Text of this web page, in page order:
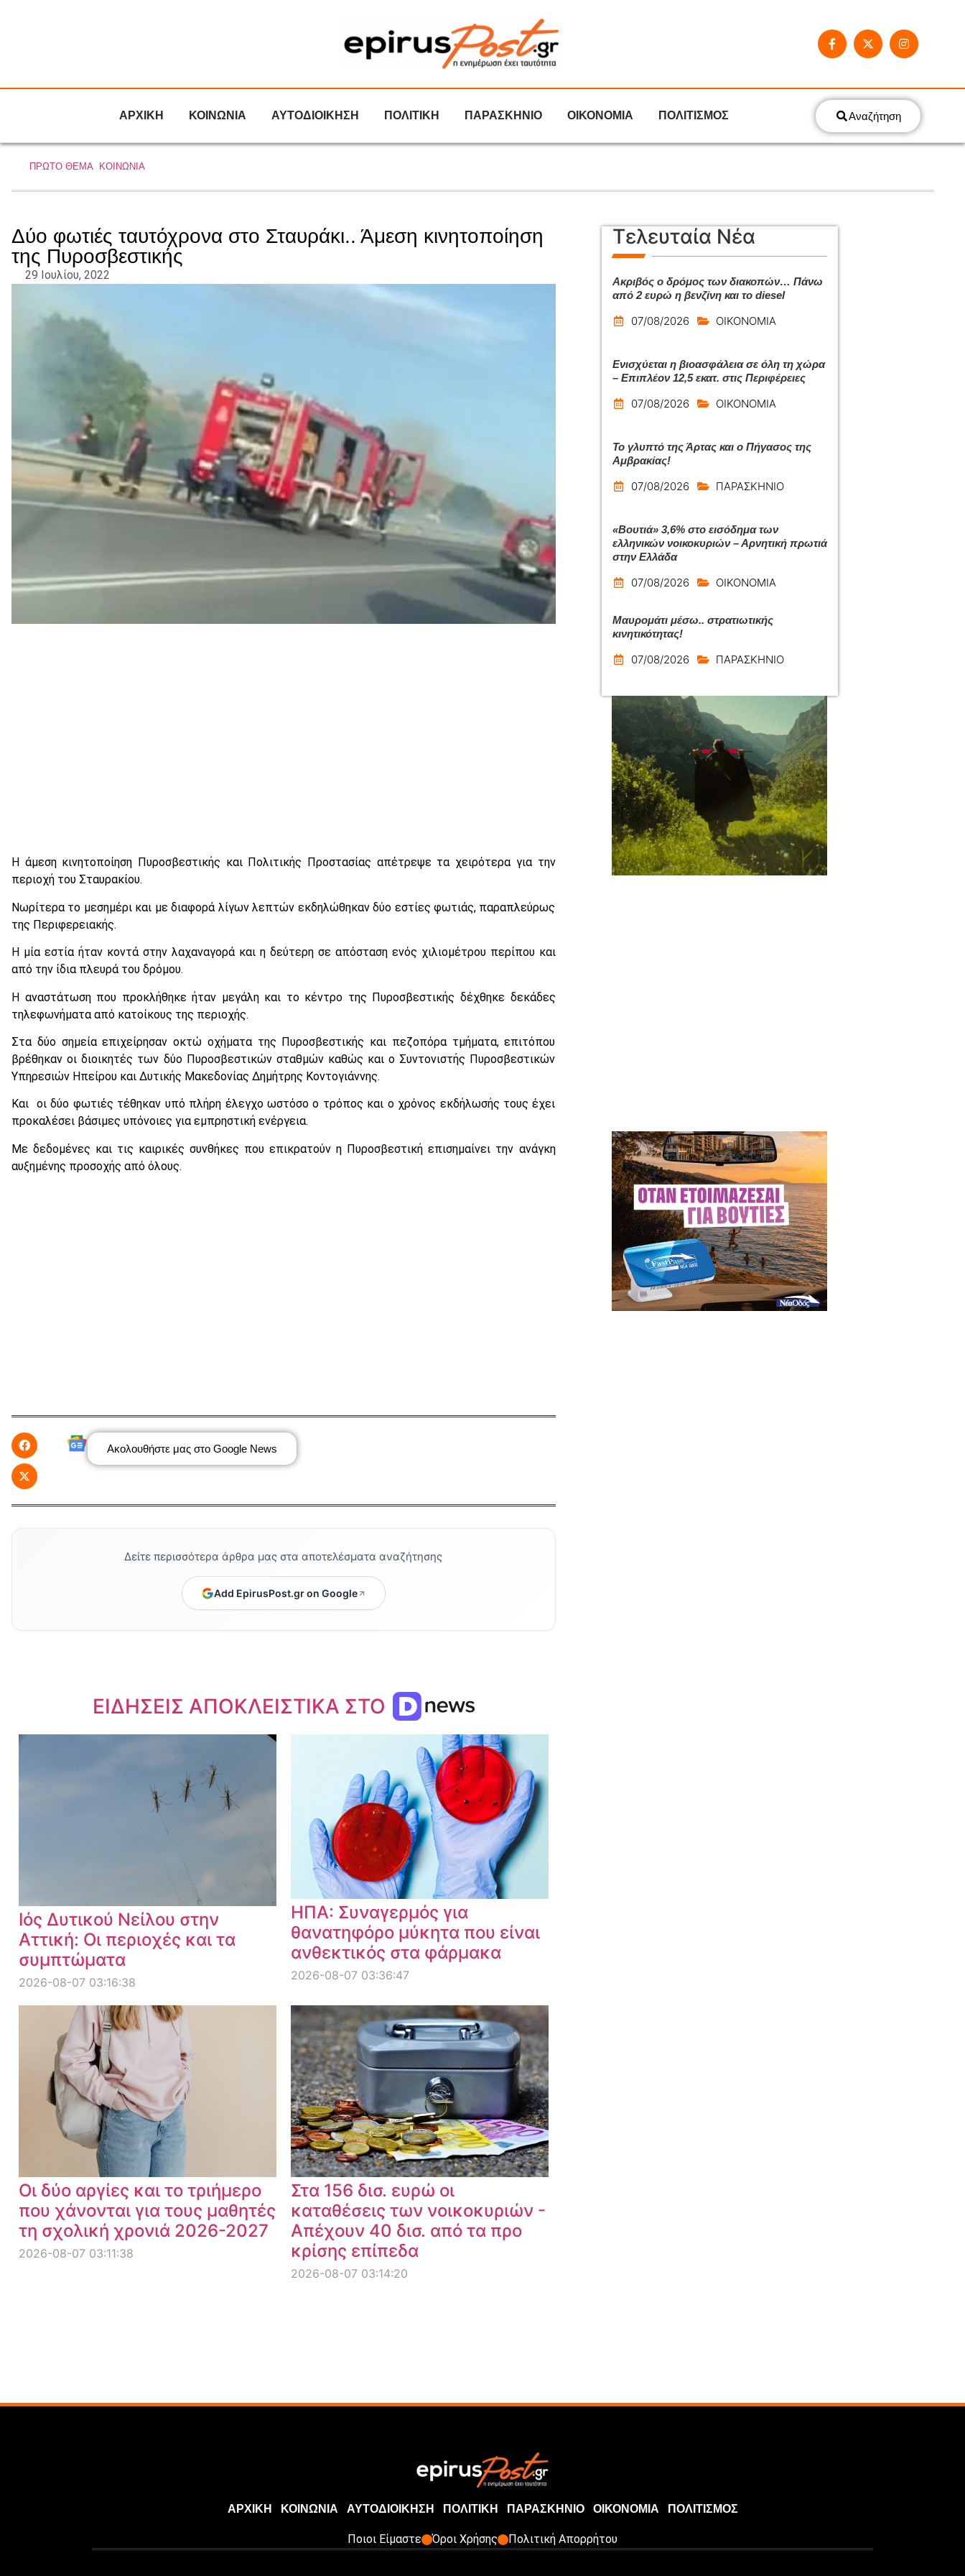
ΑΡΧΙΚΗ ΚΟΙΝΩΝΙΑ ΑΥΤΟΔΙΟΙΚΗΣΗ ΠΟΛΙΤΙΚΗ ΠΑΡΑΣΚΗΝΙΟ ΟΙΚΟΝΟΜΙΑ ΠΟΛΙΤΙΣΜΟΣ Αναζήτηση
ΠΡΩΤΟ ΘΕΜΑ, ΚΟΙΝΩΝΙΑ
Δύο φωτιές ταυτόχρονα στο Σταυράκι.. Άμεση κινητοποίηση
της Πυροσβεστικής
29 Ιουλίου, 2022
Η άμεση κινητοποίηση Πυροσβεστικής και Πολιτικής Προστασίας απέτρεψε τα χειρότερα για την
περιοχή του Σταυρακίου.
Νωρίτερα το μεσημέρι και με διαφορά λίγων λεπτών εκδηλώθηκαν δύο εστίες φωτιάς, παραπλεύρως
της Περιφερειακής.
Η μία εστία ήταν κοντά στην λαχαναγορά και η δεύτερη σε απόσταση ενός χιλιομέτρου περίπου και
από την ίδια πλευρά του δρόμου.
Η αναστάτωση που προκλήθηκε ήταν μεγάλη και το κέντρο της Πυροσβεστικής δέχθηκε δεκάδες
τηλεφωνήματα από κατοίκους της περιοχής.
Στα δύο σημεία επιχείρησαν οκτώ οχήματα της Πυροσβεστικής και πεζοπόρα τμήματα, επιτόπου
βρέθηκαν οι διοικητές των δύο Πυροσβεστικών σταθμών καθώς και ο Συντονιστής Πυροσβεστικών
Υπηρεσιών Ηπείρου και Δυτικής Μακεδονίας Δημήτρης Κοντογιάννης.
Και οι δύο φωτιές τέθηκαν υπό πλήρη έλεγχο ωστόσο ο τρόπος και ο χρόνος εκδήλωσής τους έχει
προκαλέσει βάσιμες υπόνοιες για εμπρηστική ενέργεια.
Με δεδομένες και τις καιρικές συνθήκες που επικρατούν η Πυροσβεστική επισημαίνει την ανάγκη
αυξημένης προσοχής από όλους.
Ακολουθήστε μας στο Google News
Δείτε περισσότερα άρθρα μας στα αποτελέσματα αναζήτησης
Add EpirusPost.gr on Google
ΕΙΔΗΣΕΙΣ ΑΠΟΚΛΕΙΣΤΙΚΑ ΣΤΟ
Dnews.gr
Ιός Δυτικού Νείλου στην
Αττική: Οι περιοχές και τα
συμπτώματα
2026-08-07 03:16:38
ΗΠΑ: Συναγερμός για
θανατηφόρο μύκητα που είναι
ανθεκτικός στα φάρμακα
2026-08-07 03:36:47
Οι δύο αργίες και το τριήμερο
που χάνονται για τους μαθητές
τη σχολική χρονιά 2026-2027
2026-08-07 03:11:38
Στα 156 δισ. ευρώ οι
καταθέσεις των νοικοκυριών -
Απέχουν 40 δισ. από τα προ
κρίσης επίπεδα
2026-08-07 03:14:20
Τελευταία Νέα
Ακριβός ο δρόμος των διακοπών… Πάνω
από 2 ευρώ η βενζίνη και το diesel
07/08/2026 ΟΙΚΟΝΟΜΙΑ
Ενισχύεται η βιοασφάλεια σε όλη τη χώρα
– Επιπλέον 12,5 εκατ. στις Περιφέρειες
07/08/2026 ΟΙΚΟΝΟΜΙΑ
Το γλυπτό της Άρτας και ο Πήγασος της
Αμβρακίας!
07/08/2026 ΠΑΡΑΣΚΗΝΙΟ
«Βουτιά» 3,6% στο εισόδημα των
ελληνικών νοικοκυριών – Αρνητική πρωτιά
στην Ελλάδα
07/08/2026 ΟΙΚΟΝΟΜΙΑ
Μαυρομάτι μέσω.. στρατιωτικής
κινητικότητας!
07/08/2026 ΠΑΡΑΣΚΗΝΙΟ
ΑΡΧΙΚΗ ΚΟΙΝΩΝΙΑ ΑΥΤΟΔΙΟΙΚΗΣΗ ΠΟΛΙΤΙΚΗ ΠΑΡΑΣΚΗΝΙΟ ΟΙΚΟΝΟΜΙΑ ΠΟΛΙΤΙΣΜΟΣ
Ποιοι Είμαστε Όροι Χρήσης Πολιτική Απορρήτου